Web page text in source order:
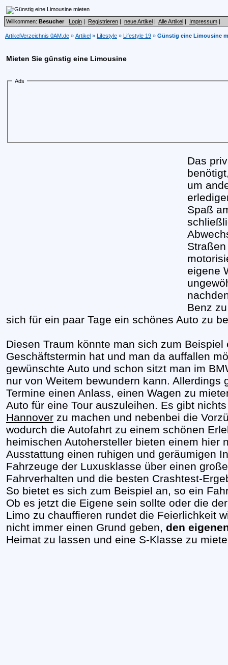
Willkommen: Besucher Login | Registrieren | neue Artikel | Alle Artikel | Impressum |
ArtikelVerzeichnis 0AM.de » Artikel » Lifestyle » Lifestyle 19 » Günstig eine Limousine
Mieten Sie günstig eine Limousine
Ads
Das
um
Spaß
eigene
Benz
sich für ein paar Tage ein schönes Auto zu
Diesen Traum könnte man sich zum
Geschäftstermin hat und man da auffallen
gewünschte Auto und schon sitzt man im
nur von Weitem bewundern kann. Allerdings
Termine einen Anlass, einen Wagen zu
Auto für eine Tour auszuleihen. Es gibt
Hannover zu machen und nebenbei die
wodurch die Autofahrt zu einem schönen
heimischen Autohersteller bieten einem hier
Ausstattung einen ruhigen und geräumigen
Fahrzeuge der Luxusklasse über einen
Fahrverhalten und die besten Crashtest-
So bietet es sich zum Beispiel an, so ein
Ob es jetzt die Eigene sein sollte oder die
Limo zu chauffieren rundet die Feierlichkeit
nicht immer einen Grund geben, den
Heimat zu lassen und eine S-Klasse zu